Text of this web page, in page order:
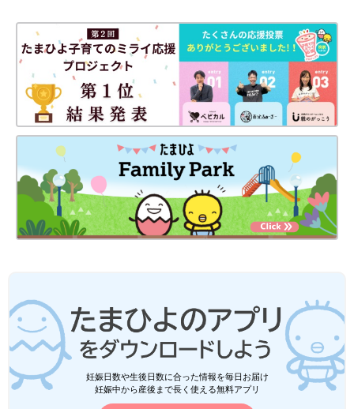
妊娠日数や生後日数に合った情報を毎日お届け
妊娠中から産後まで長く使える無料アプリ